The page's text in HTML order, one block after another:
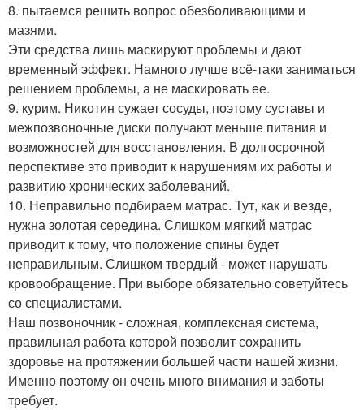
8. пытаемся решить вопрос обезболивающими и
мазями.
Эти средства лишь маскируют проблемы и дают
временный эффект. Намного лучше всё-таки заниматься
решением проблемы, а не маскировать ее.
9. курим. Никотин сужает сосуды, поэтому суставы и
межпозвоночные диски получают меньше питания и
возможностей для восстановления. В долгосрочной
перспективе это приводит к нарушениям их работы и
развитию хронических заболеваний.
10. Неправильно подбираем матрас. Тут, как и везде,
нужна золотая середина. Слишком мягкий матрас
приводит к тому, что положение спины будет
неправильным. Слишком твердый - может нарушать
кровообращение. При выборе обязательно советуйтесь
со специалистами.
Наш позвоночник - сложная, комплексная система,
правильная работа которой позволит сохранить
здоровье на протяжении большей части нашей жизни.
Именно поэтому он очень много внимания и заботы
требует.